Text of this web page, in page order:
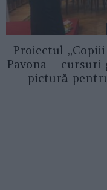
Proiectul
Pavona –
pictură